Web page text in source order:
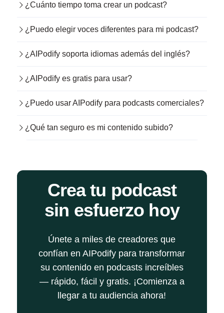
¿Cuánto tiempo toma crear un podcast?
¿Puedo elegir voces diferentes para mi podcast?
¿AIPodify soporta idiomas además del inglés?
¿AIPodify es gratis para usar?
¿Puedo usar AIPodify para podcasts comerciales?
¿Qué tan seguro es mi contenido subido?
Crea tu podcast
sin esfuerzo hoy
Únete a miles de creadores que
confían en AIPodify para transformar
su contenido en podcasts increíbles
— rápido, fácil y gratis. ¡Comienza a
llegar a tu audiencia ahora!